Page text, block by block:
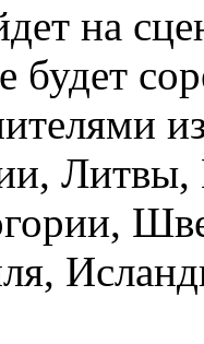
на
будет